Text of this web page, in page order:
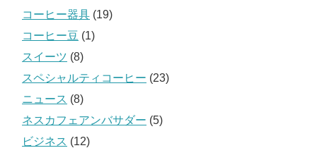
コーヒー器具 (19)
コーヒー豆 (1)
スイーツ (8)
スペシャルティコーヒー (23)
ニュース (8)
ネスカフェアンバサダー (5)
ビジネス (12)